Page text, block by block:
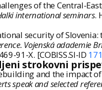
of the Central-
international seminars.
security of
Vojenská adademie
91-X. [COBISS.SI-ID
strokovni
and the impact
speak and selected